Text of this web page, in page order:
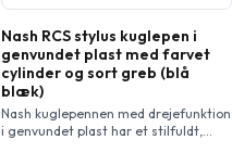
Nash RCS stylus kuglepen i
genvundet plast med farvet
cylinder og sort greb (blå
blæk)
Nash kuglepennen med drejefunktion
i genvundet plast har et stilfuldt,